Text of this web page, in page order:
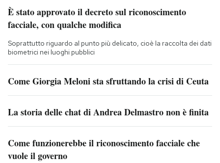
È stato approvato il decreto sul riconoscimento
facciale, con qualche modifica
Soprattutto riguardo al punto più delicato, cioè la raccolta dei dati
biometrici nei luoghi pubblici
Come Giorgia Meloni sta sfruttando la crisi di Ceuta
La storia delle chat di Andrea Delmastro non è finita
Come funzionerebbe il riconoscimento facciale che
vuole il governo